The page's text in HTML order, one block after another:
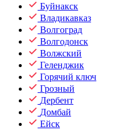
Буйнакск
Владикавказ
Волгоград
Волгодонск
Волжский
Геленджик
Горячий ключ
Грозный
Дербент
Домбай
Ейск